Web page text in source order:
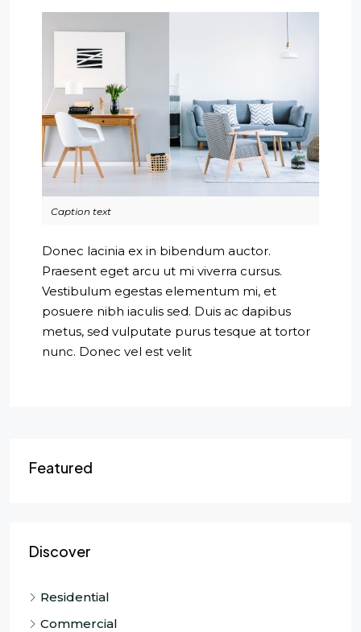
Caption text
Donec lacinia ex in bibendum auctor.
Praesent eget arcu ut mi viverra cursus.
Vestibulum egestas elementum mi, et
posuere nibh iaculis sed. Duis ac dapibus
metus, sed vulputate purus tesque at tortor
nunc. Donec vel est velit
Featured
Discover
Residential
Commercial